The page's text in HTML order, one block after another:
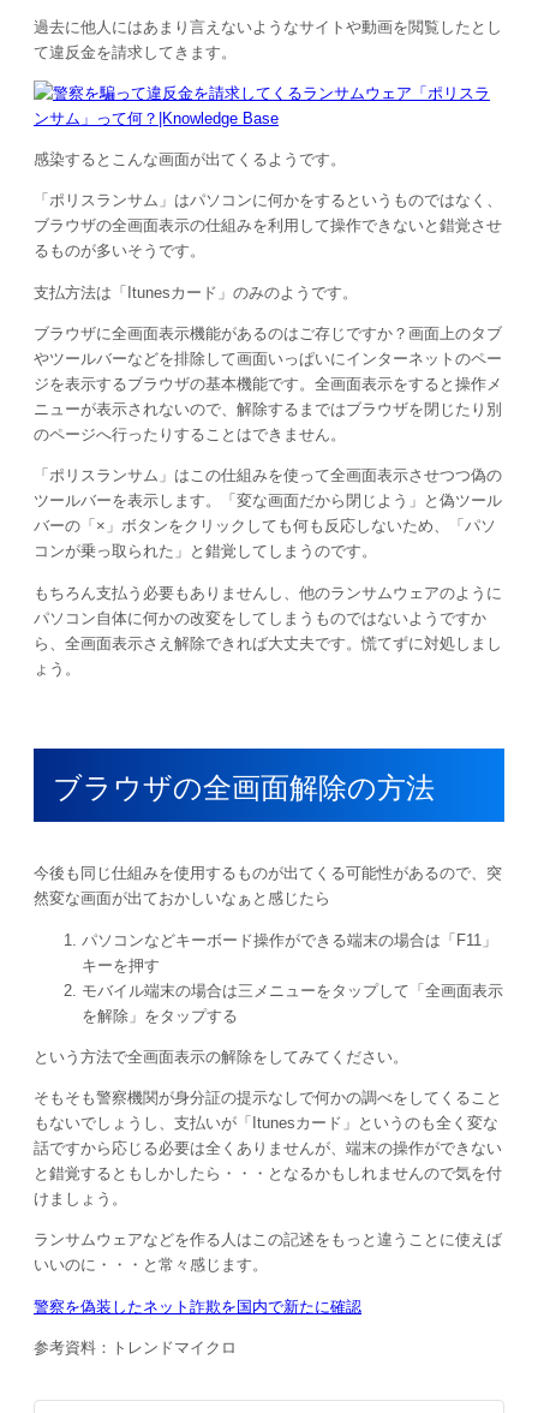
過去に他人にはあまり言えないようなサイトや動画を閲覧したとし
て違反金を請求してきます。
感染するとこんな画面が出てくるようです。
「ポリスランサム」はパソコンに何かをするというものではなく、
ブラウザの全画面表示の仕組みを利用して操作できないと錯覚させ
るものが多いそうです。
支払方法は「Itunesカード」のみのようです。
ブラウザに全画面表示機能があるのはご存じですか？画面上のタブ
やツールバーなどを排除して画面いっぱいにインターネットのペー
ジを表示するブラウザの基本機能です。全画面表示をすると操作メ
ニューが表示されないので、解除するまではブラウザを閉じたり別
のページへ行ったりすることはできません。
「ポリスランサム」はこの仕組みを使って全画面表示させつつ偽の
ツールバーを表示します。「変な画面だから閉じよう」と偽ツール
バーの「×」ボタンをクリックしても何も反応しないため、「パソ
コンが乗っ取られた」と錯覚してしまうのです。
もちろん支払う必要もありませんし、他のランサムウェアのように
パソコン自体に何かの改変をしてしまうものではないようですか
ら、全画面表示さえ解除できれば大丈夫です。慌てずに対処しまし
ょう。
ブラウザの全画面解除の方法
今後も同じ仕組みを使用するものが出てくる可能性があるので、突
然変な画面が出ておかしいなぁと感じたら
パソコンなどキーボード操作ができる端末の場合は「F11」
キーを押す
モバイル端末の場合は三メニューをタップして「全画面表示
を解除」をタップする
という方法で全画面表示の解除をしてみてください。
そもそも警察機関が身分証の提示なしで何かの調べをしてくること
もないでしょうし、支払いが「Itunesカード」というのも全く変な
話ですから応じる必要は全くありませんが、端末の操作ができない
と錯覚するともしかしたら・・・となるかもしれませんので気を付
けましょう。
ランサムウェアなどを作る人はこの記述をもっと違うことに使えば
いいのに・・・と常々感じます。
警察を偽装したネット詐欺を国内で新たに確認
参考資料：トレンドマイクロ